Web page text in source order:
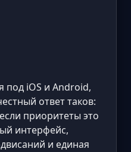
под iOS и Android,
ответ таков:
приоритеты это
интерфейс,
и единая